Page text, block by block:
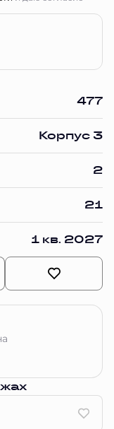
477
Корпус 3
2
21
1 кв. 2027